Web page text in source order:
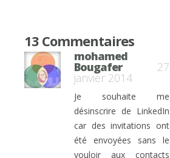
13 Commentaires
mohamed
Bougafer 27
janvier 2014
Je souhaite me
désinscrire de LinkedIn
car des invitations ont
été envoyées sans le
vouloir aux contacts